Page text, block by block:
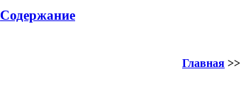
Содержание
Главная >>